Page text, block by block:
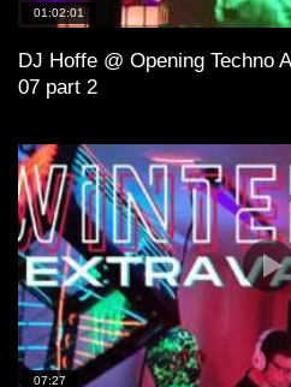
01:02:01
DJ Hoffe @ Opening Techno
07 part 2
07:27